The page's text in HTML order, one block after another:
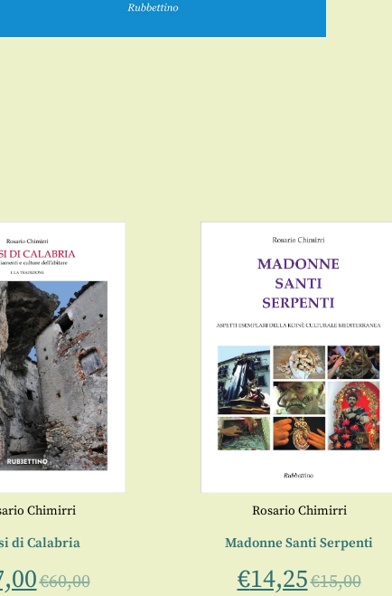
Chimirri
di Calabria
€60,00
Rosario Chimirri
Madonne Santi Serpenti
€14,25€15,00